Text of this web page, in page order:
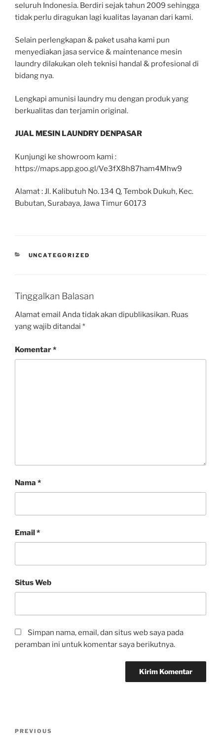
seluruh Indonesia. Berdiri sejak tahun 2009 sehingga
tidak perlu diragukan lagi kualitas layanan dari kami.
Selain perlengkapan & paket usaha kami pun
menyediakan jasa service & maintenance mesin
laundry dilakukan oleh teknisi handal & profesional di
bidang nya.
Lengkapi amunisi laundry mu dengan produk yang
berkualitas dan terjamin original.
JUAL MESIN LAUNDRY DENPASAR
Kunjungi ke showroom kami :
https://maps.app.goo.gl/Ve3fX8h87ham4Mhw9
Alamat : Jl. Kalibutuh No. 134 Q, Tembok Dukuh, Kec.
Bubutan, Surabaya, Jawa Timur 60173
UNCATEGORIZED
Tinggalkan Balasan
Alamat email Anda tidak akan dipublikasikan. Ruas
yang wajib ditandai *
Komentar*
Nama *
Email*
Situs Web
Simpan nama, email, dan situs web saya pada
peramban ini untuk komentar saya berikutnya.
PREVIOUS